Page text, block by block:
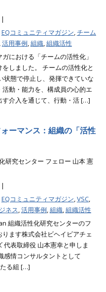
|
EQコミュニティマガジン,チーム
,活用事例,組織,組織活性
における「チームの活性化」
しました。 チームの活性化と
状態で停止し、発揮できていな
活動・能力を、構成員の心的エ
す介入を通じて、行動・活 […]
ーマンス：組織の「活性
研究センター フェロー 山本 憲
|
EQコミュニティマガジン,VSC,
ネス,活用事例,組織,組織活性
組織活性化研究センターのフ
ります株式会社ビヘイビアチェ
代表取締役 山本憲幸と申しま
感情コンサルタントとして
たる組 […]